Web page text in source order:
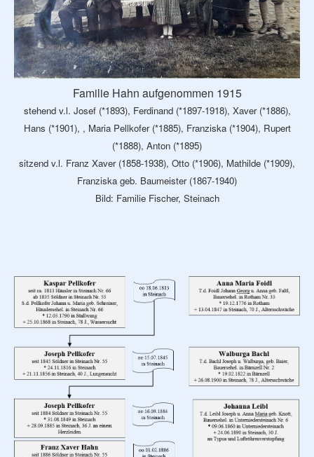
Familie Hahn aufgenommen 1915
stehend v.l. Josef (*1893), Ferdinand (*1897-1918), Xaver (*1886),
Hans (*1901), , Maria Pellkofer (*1885), Franziska (*1904), Rupert
(*1888), Anton (*1895)
sitzend v.l. Franz Xaver (1858-1938), Otto (*1906), Mathilde (*1909),
Franziska geb. Baumeister (1867-1940)
Bild: Familie Fischer, Steinach